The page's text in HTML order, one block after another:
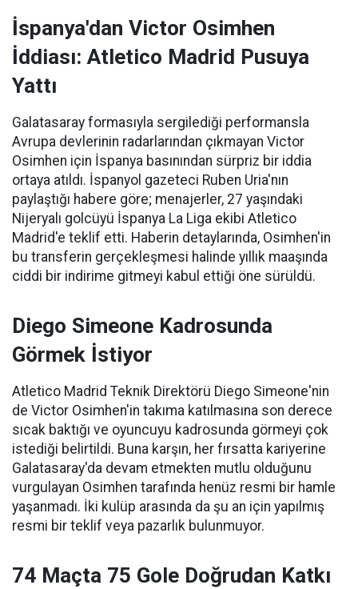
İspanya'dan Victor Osimhen
İddiası: Atletico Madrid Pusuya
Yattı
Galatasaray formasıyla sergilediği performansla
Avrupa devlerinin radarlarından çıkmayan Victor
Osimhen için İspanya basınından sürpriz bir iddia
ortaya atıldı. İspanyol gazeteci Ruben Uria'nın
paylaştığı habere göre; menajerler, 27 yaşındaki
Nijeryalı golcüyü İspanya La Liga ekibi Atletico
Madrid'e teklif etti. Haberin detaylarında, Osimhen'in
bu transferin gerçekleşmesi halinde yıllık maaşında
ciddi bir indirime gitmeyi kabul ettiği öne sürüldü.
Diego Simeone Kadrosunda
Görmek İstiyor
Atletico Madrid Teknik Direktörü Diego Simeone'nin
de Victor Osimhen'in takıma katılmasına son derece
sıcak baktığı ve oyuncuyu kadrosunda görmeyi çok
istediği belirtildi. Buna karşın, her fırsatta kariyerine
Galatasaray'da devam etmekten mutlu olduğunu
vurgulayan Osimhen tarafında henüz resmi bir hamle
yaşanmadı. İki kulüp arasında da şu an için yapılmış
resmi bir teklif veya pazarlık bulunmuyor.
74 Maçta 75 Gole Doğrudan Katkı